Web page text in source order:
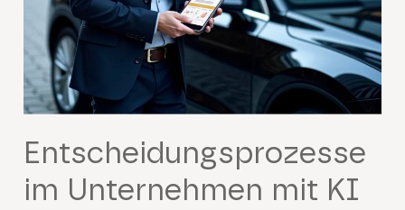
Entscheidungsprozesse
im Unternehmen mit KI